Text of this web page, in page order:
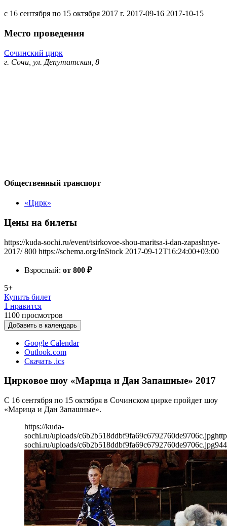
с 16 сентября по 15 октября 2017 г. 2017-09-16 2017-10-15
Место проведения
Сочинский цирк
г. Сочи, ул. Депутатская, 8
Общественный транспорт
«Цирк»
Цены на билеты
https://kuda-sochi.ru/event/tsirkovoe-shou-maritsa-i-dan-zapashnye-
2017/ 800 https://schema.org/InStock 2017-09-12T16:24:00+03:00
Взрослый: от 800 ₽
5+
Купить билет
1 нравится
1100 просмотров
Добавить в календарь
Google Calendar
Outlook.com
Скачать .ics
Цирковое шоу «Марица и Дан Запашные» 2017
С 16 сентября по 15 октября в Сочинском цирке пройдет шоу
«Марица и Дан Запашные».
https://kuda-
sochi.ru/uploads/c6b2b518ddbf9fa69c6792760de9706c.jpg
sochi.ru/uploads/c6b2b518ddbf9fa69c6792760de9706c.jpg944